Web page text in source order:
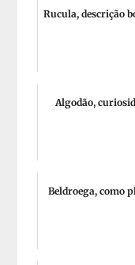
Rucula, descrição
Algodão,
Beldroega, como